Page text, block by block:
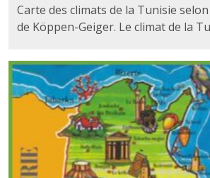
Carte des climats de la Tunisie
de Köppen-Geiger. Le climat de la